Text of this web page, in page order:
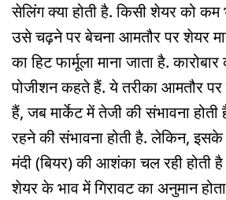
सेलिंग क्या होती है. किसी शेयर को
उसे चढ़ने पर बेचना आमतौर पर शेयर
का हिट फार्मूला माना जाता है.
पोजीशन कहते हैं. ये तरीका आमतौर
हैं, जब मार्केट में तेजी की संभावना होती
रहने की संभावना होती है. लेकिन,
मंदी (बियर) की आशंका चल रही होती
शेयर के भाव में गिरावट का अनुमान